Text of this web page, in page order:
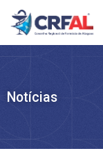
Ir
para
Notícias